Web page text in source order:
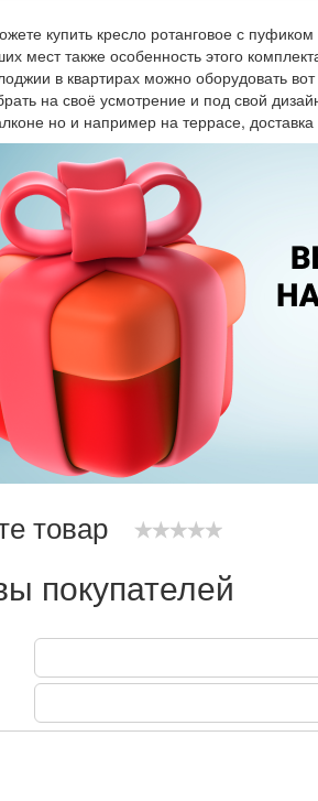
купить кресло ротанговое с
мест также особенность этого
в квартирах можно оборудовать
на своё усмотрение и под свой
но и например на террасе,
товар
покупателей